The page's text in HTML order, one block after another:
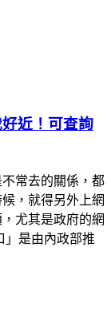
近！可查詢
常去的關係，都
，就得另外上網
尤其是政府的網
是由內政部推